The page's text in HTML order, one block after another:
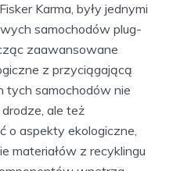
Karma, były jednymi
samochodów plug-
zaawansowane
z przyciągającą
tych samochodów nie
ale też
o aspekty ekologiczne,
materiałów z recyklingu